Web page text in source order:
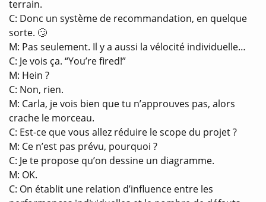
terrain.
C: Donc un système de recommandation, en quelque
sorte. 🙄
M: Pas seulement. Il y a aussi la vélocité individuelle…
C: Je vois ça. “You’re fired!”
M: Hein ?
C: Non, rien.
M: Carla, je vois bien que tu n’approuves pas, alors
crache le morceau.
C: Est-ce que vous allez réduire le scope du projet ?
M: Ce n’est pas prévu, pourquoi ?
C: Je te propose qu’on dessine un diagramme.
M: OK.
C: On établit une relation d’influence entre les